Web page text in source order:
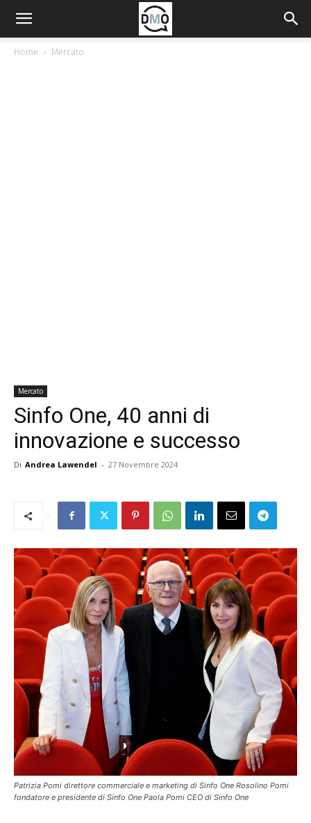
Home Mercato
Mercato
Sinfo One, 40 anni di
innovazione e successo
Di Andrea Lawendel - 27 Novembre 2024
Patrizia Pomi direttore commerciale e marketing di Sinfo One Rosolino Pomi
fondatore e presidente di Sinfo One Paola Pomi CEO di Sinfo One